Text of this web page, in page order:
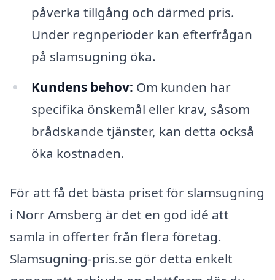
påverka tillgång och därmed pris.
Under regnperioder kan efterfrågan
på slamsugning öka.
Kundens behov: Om kunden har
specifika önskemål eller krav, såsom
brådskande tjänster, kan detta också
öka kostnaden.
För att få det bästa priset för slamsugning
i Norr Amsberg är det en god idé att
samla in offerter från flera företag.
Slamsugning-pris.se gör detta enkelt